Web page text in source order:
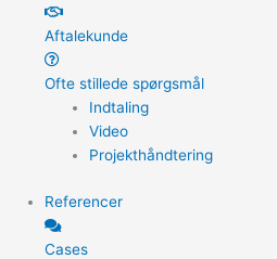
Aftalekunde
Ofte stillede spørgsmål
Indtaling
Video
Projekthåndtering
Referencer
Cases